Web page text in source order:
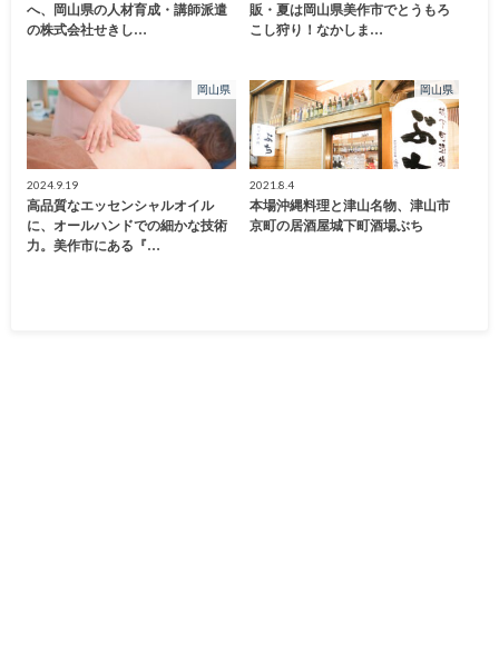
へ、岡山県の人材育成・講師派遣
の株式会社せきし…
販・夏は岡山県美作市でとうもろ
こし狩り！なかしま…
岡山県
2024.9.19
高品質なエッセンシャルオイル
に、オールハンドでの細かな技術
力。美作市にある『…
岡山県
2021.8.4
本場沖縄料理と津山名物、津山市
京町の居酒屋城下町酒場ぶち